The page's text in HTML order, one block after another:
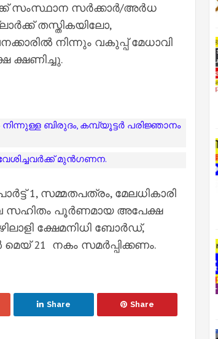
സംസ്ഥാന സർക്കാർ/അർധ
തസ്തികയിലോ,
നിന്നും വകുപ്പ് മേധാവി
ക്ഷണിച്ചു.
ബിരുദം, കമ്പ്യൂട്ടർ പരിജ്ഞാനം
മുൻഗണന.
1, സമ്മതപത്രം, മേലധികാരി
സഹിതം പൂർണമായ അപേക്ഷ
ക്ഷേമനിധി ബോർഡ്,
21 നകം സമർപ്പിക്കണം.
Share Share